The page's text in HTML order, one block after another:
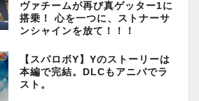
ヴァチームが再び真ゲッター1に
搭乗！ 心を一つに、ストナーサ
ンシャインを放て！！！
【スパロボY】Yのストーリーは
本編で完結。DLCもアニバでラ
スト。